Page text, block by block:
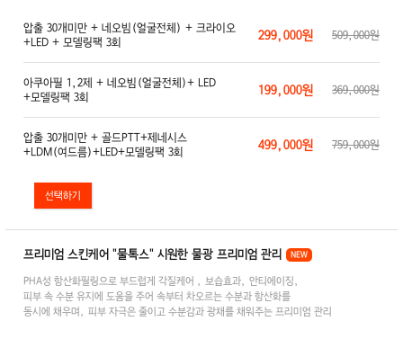
압출 30개미만 + 네오빔(얼굴전체) + 크라이오
+LED + 모델링팩 3회
299,000원 509,000원
아쿠아필 1,2제 + 네오빔(얼굴전체)+ LED
+모델링팩 3회
199,000원 369,000원
압출 30개미만 + 골드PTT+제네시스
+LDM(여드름)+LED+모델링팩 3회
499,000원 759,000원
프리미엄 스킨케어 "물톡스" 시원한 물광 프리미엄 관리 NEW
PHA성 항산화필링으로 부드럽게 각질케어 , 보습효과, 안티에이징,
피부 속 수분 유지에 도움을 주어 속부터 차오르는 수분과 항산화를
동시에 채우며, 피부 자극은 줄이고 수분감과 광채를 채워주는 프리미엄 관리